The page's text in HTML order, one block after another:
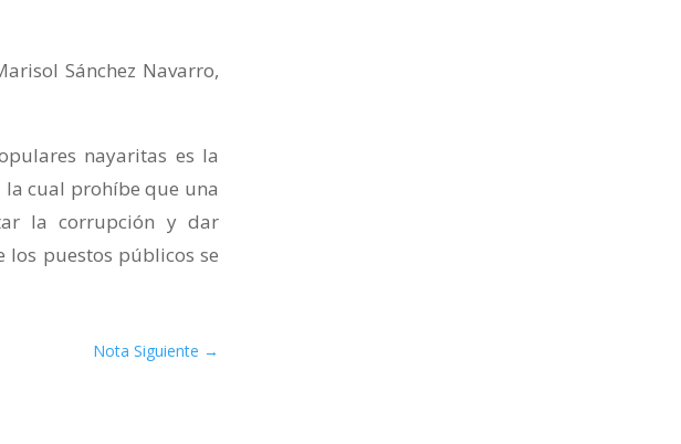
Sánchez Navarro,
nayaritas es la
la cual prohíbe que una
la corrupción y dar
puestos públicos se
Nota Siguiente →